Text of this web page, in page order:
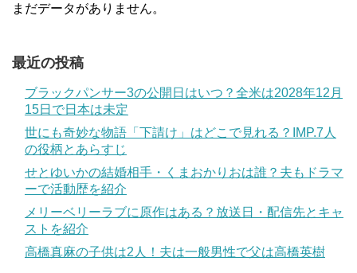
まだデータがありません。
最近の投稿
ブラックパンサー3の公開日はいつ？全米は2028年12月
15日で日本は未定
世にも奇妙な物語「下請け」はどこで見れる？IMP.7人
の役柄とあらすじ
せとゆいかの結婚相手・くまおかりおは誰？夫もドラマ
ーで活動歴を紹介
メリーベリーラブに原作はある？放送日・配信先とキャ
ストを紹介
高橋真麻の子供は2人！夫は一般男性で父は高橋英樹